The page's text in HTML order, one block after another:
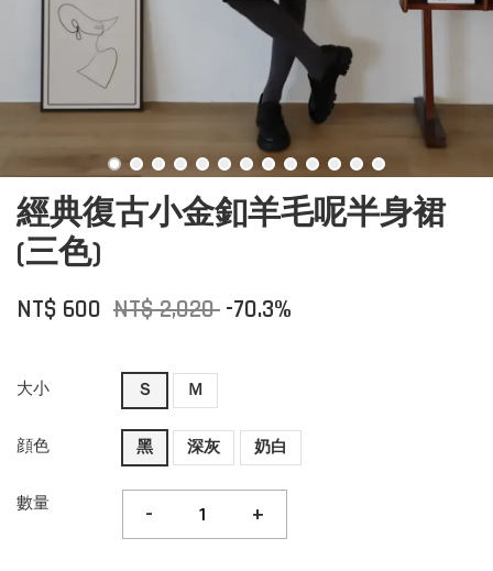
經典復古小金釦羊毛呢半身裙
(三色)
NT$ 600 NT$ 2,020 -70.3%
大小 Ｓ Ｍ
顔色 黑 深灰 奶白
數量 - +